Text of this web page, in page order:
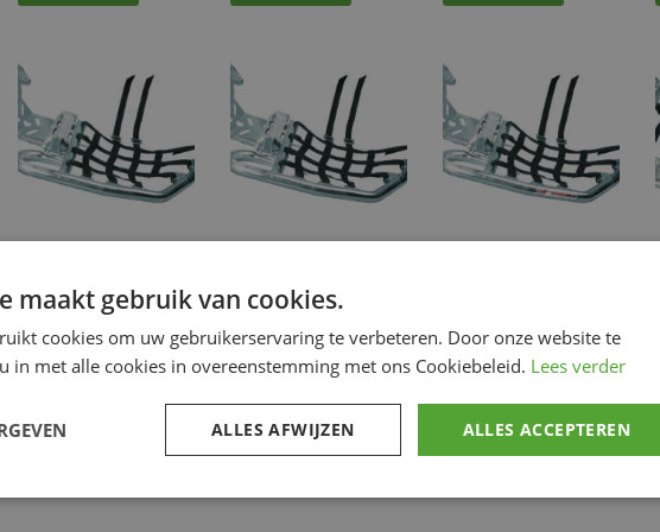
€277.46
ACC.
PLASTIC&PROTECT,
Voeg toe
€272.74
ACC.
PLASTIC&PROTECT,
Voeg toe
ACC.
PLASTIC&PROTECT
Voeg toe
maakt gebruik van cookies.
cookies om uw gebruikerservaring te verbeteren. Door onze website te
in met alle cookies in overeenstemming met ons Cookiebeleid. Lees verder
ALLES ACCEPTEREN
ALLES AFWIJZEN